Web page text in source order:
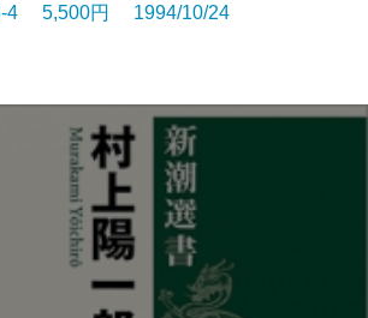
4 5,500円 1994/10/24